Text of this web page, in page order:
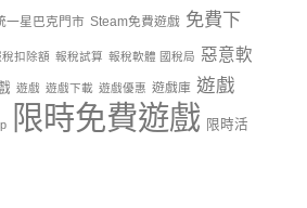
一星巴克門市 Steam免費遊戲 免費下
稅扣除額 報稅試算 報稅軟體 國稅局 惡意軟
遊戲 遊戲下載 遊戲優惠 遊戲庫 遊戲
限時免費遊戲 限時活